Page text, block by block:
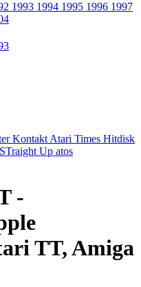
1993 1994 1995 1996 1997
Kontakt Atari Times Hitdisk
STraight Up atos
-
TT, Amiga